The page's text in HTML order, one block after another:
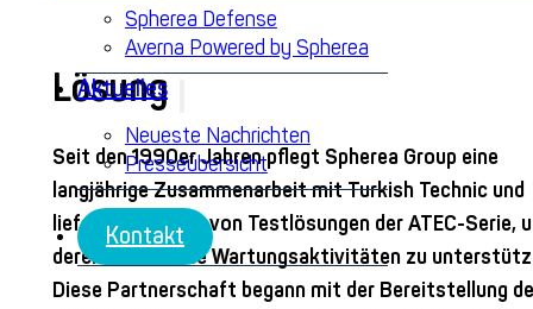
Spherea Defense
Averna Powered by Spherea
Aktuelles
Neueste Nachrichten
Presseübersicht
Kontakt
Lösung
Seit den 1990er Jahren pflegt Spherea Group eine
langjährige Zusammenarbeit mit Turkish Technic und
liefert eine Reihe von Testlösungen der ATEC-Serie,
deren wachsende Wartungsaktivitäten zu
Diese Partnerschaft begann mit der Bereitstellung